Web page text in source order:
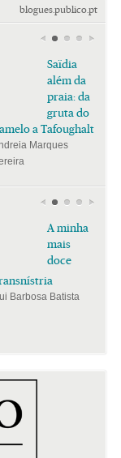
blogues.publico.pt
Saïdia
além da
praia: da
gruta do
a Tafoughalt
Marques
A minha
mais
doce
Barbosa Batista